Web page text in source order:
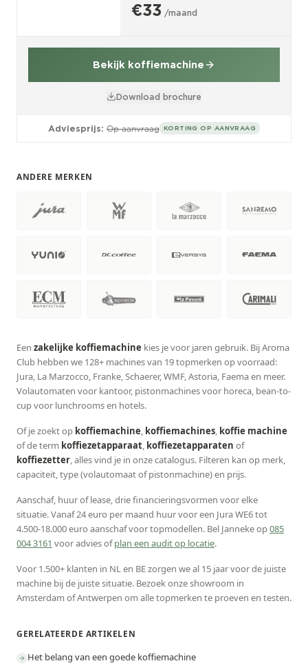
€33 /maand
Bekijk koffiemachine
Download brochure
Adviesprijs: Op aanvraag KORTING OP AANVRAAG
ANDERE MERKEN
Een zakelijke koffiemachine kies je voor jaren gebruik. Bij Aroma
Club hebben we 128+ machines van 19 topmerken op voorraad:
Jura, La Marzocco, Franke, Schaerer, WMF, Astoria, Faema en meer.
Volautomaten voor kantoor, pistonmachines voor horeca, bean-to-
cup voor lunchrooms en hotels.
Of je zoekt op koffiemachine, koffiemachines, koffie machine
of de term koffiezetapparaat, koffiezetapparaten of
koffiezetter, alles vind je in onze catalogus. Filteren kan op merk,
capaciteit, type (volautomaat of pistonmachine) en prijs.
Aanschaf, huur of lease, drie financieringsvormen voor elke
situatie. Vanaf 24 euro per maand huur voor een Jura WE6 tot
4.500-18.000 euro aanschaf voor topmodellen. Bel Janneke op085
004 3161 voor advies ofplan een audit op locatie.
Voor 1.500+ klanten in NL en BE zorgen we al 15 jaar voor de juiste
machine bij de juiste situatie. Bezoek onze showroom in
Amsterdam of Antwerpen om alle topmerken te proeven en testen.
GERELATEERDE ARTIKELEN
Het belang van een goede koffiemachine